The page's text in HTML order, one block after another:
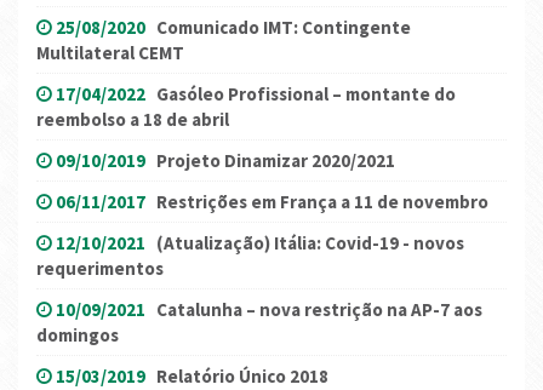
25/08/2020 Comunicado IMT: Contingente
Multilateral CEMT
17/04/2022 Gasóleo Profissional – montante do
reembolso a 18 de abril
09/10/2019 Projeto Dinamizar 2020/2021
06/11/2017 Restrições em França a 11 de novembro
12/10/2021 (Atualização) Itália: Covid-19 - novos
requerimentos
10/09/2021 Catalunha – nova restrição na AP-7 aos
domingos
15/03/2019 Relatório Único 2018